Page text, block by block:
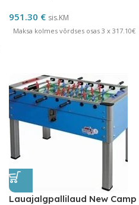
951.30 € sis.KM
Maksa kolmes võrdses osas 3 x 317.10€
Lauajalgpallilaud New Camp